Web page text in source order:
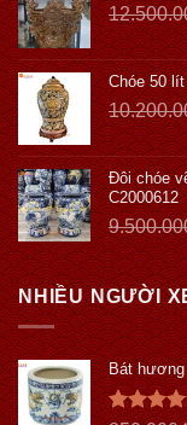
Chóe 50
Đôi chóe
C2000612
NHIỀU NGƯỜI
Bát hương